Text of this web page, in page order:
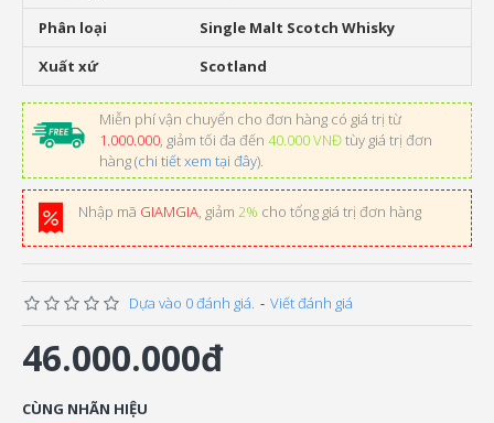
Phân loại
Single Malt Scotch Whisky
Xuất xứ
Scotland
Miễn phí vận chuyển cho đơn hàng có giá trị từ
1.000.000, giảm tối đa đến 40.000 VNĐtùy giá trị đơn
hàng (chi tiết xem tại đây).
Nhập mã GIAMGIA, giảm 2% cho tổng giá trị đơn hàng
Dựa vào 0 đánh giá. - Viết đánh giá
46.000.000đ
CÙNG NHÃN HIỆU